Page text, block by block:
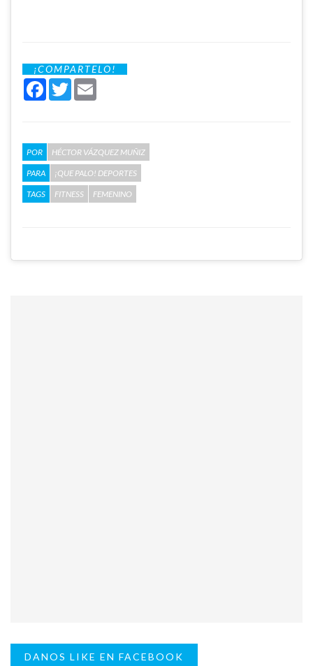
¡COMPARTELO!
Facebook
Twitter
POR
HÉCTOR VÁZQUEZ MUÑIZ
PARA
¡QUE PALO! DEPORTES
TAGS
FITNESS FEMENINO
DANOS LIKE EN FACEBOOK